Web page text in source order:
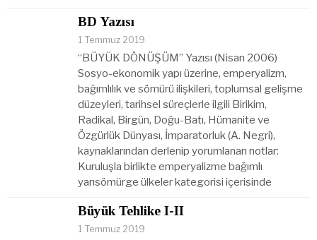
BD Yazısı
1 Temmuz 2019
“BÜYÜK DÖNÜŞÜM” Yazısı (Nisan 2006)
Sosyo-ekonomik yapı üzerine, emperyalizm,
bağımlılık ve sömürü ilişkileri, toplumsal gelişme
düzeyleri, tarihsel süreçlerle ilgili Birikim,
Radikal, Birgün, Doğu-Batı, Hümanite ve
Özgürlük Dünyası, İmparatorluk (A. Negri),
kaynaklarından derlenip yorumlanan notlar:
Kuruluşla birlikte emperyalizme bağımlı
yarısömürge ülkeler kategorisi içerisinde
Büyük Tehlike I-II
1 Temmuz 2019